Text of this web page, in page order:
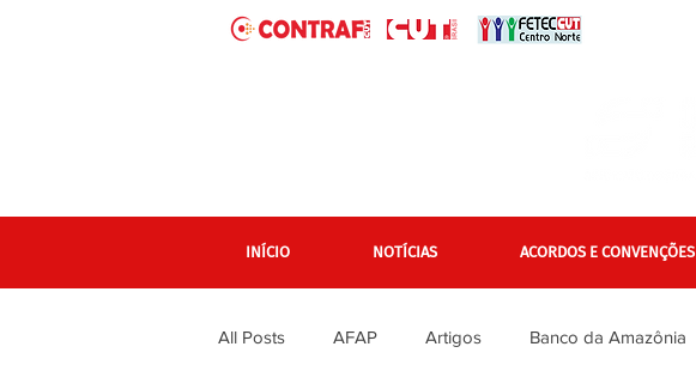
INÍCIO NOTÍCIAS ACORDOS E CONVENÇÕES
All Posts AFAP Artigos Banco da Amazônia